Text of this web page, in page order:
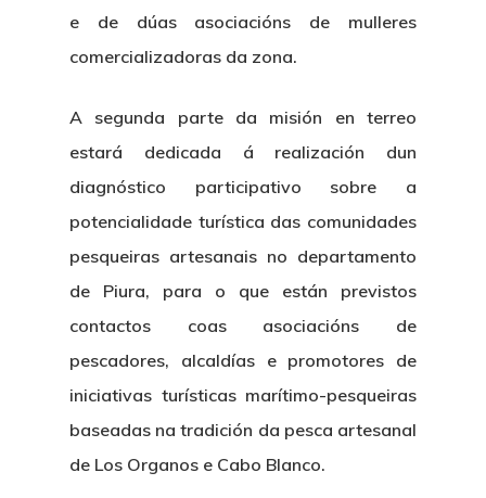
e de dúas asociacións de mulleres
comercializadoras da zona.
A segunda parte da misión en terreo
estará dedicada á realización dun
diagnóstico participativo sobre a
potencialidade turística das comunidades
pesqueiras artesanais no departamento
de Piura, para o que están previstos
contactos coas asociacións de
pescadores, alcaldías e promotores de
iniciativas turísticas marítimo-pesqueiras
baseadas na tradición da pesca artesanal
de Los Organos e Cabo Blanco.